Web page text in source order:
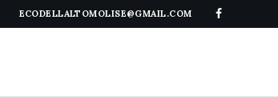
ECODELLALTOMOLISE@GMAIL.COM